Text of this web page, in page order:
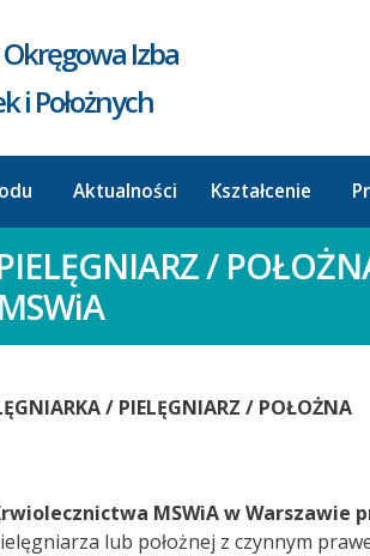
Izba
i Położnych
Aktualności Kształcenie
/
/ PIELĘGNIARZ / POŁOŻNA
MSWiA w Warszawie
lub położnej z czynnym